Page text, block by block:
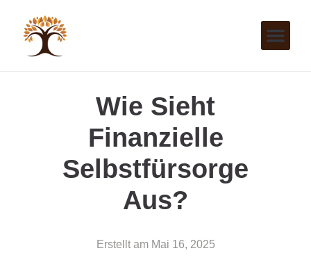
Wie Sieht
Finanzielle
Selbstfürsorge
Aus?
Erstellt am Mai 16, 2025